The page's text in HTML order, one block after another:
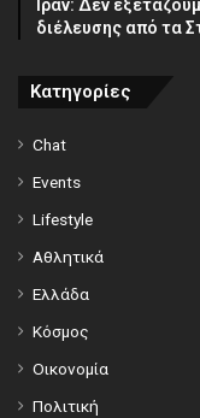
Ιράν: Δεν
διέλευσης από τα
Κατηγορίες
Chat
Events
Lifestyle
Αθλητικά
Ελλάδα
Κόσμος
Οικονομία
Πολιτική